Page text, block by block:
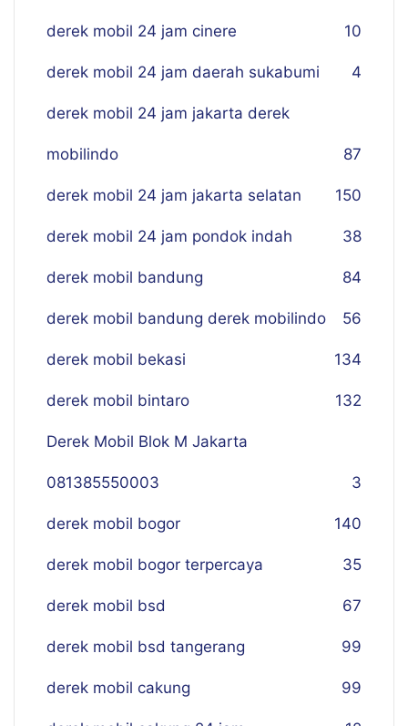
derek mobil 24 jam cinere 10
derek mobil 24 jam daerah sukabumi 4
derek mobil 24 jam jakarta derek
mobilindo 87
derek mobil 24 jam jakarta selatan 150
derek mobil 24 jam pondok indah 38
derek mobil bandung 84
derek mobil bandung derek mobilindo 56
derek mobil bekasi 134
derek mobil bintaro 132
Derek Mobil Blok M Jakarta
081385550003 3
derek mobil bogor 140
derek mobil bogor terpercaya 35
derek mobil bsd 67
derek mobil bsd tangerang 99
derek mobil cakung 99